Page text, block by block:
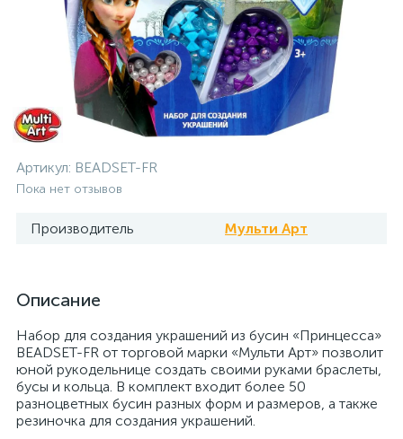
Артикул: BEADSET-FR
Пока нет отзывов
Производитель Мульти Арт
Описание
Набор для создания украшений из бусин «Принцесса»
BEADSET-FR от торговой марки «Мульти Арт» позволит
юной рукодельнице создать своими руками браслеты,
бусы и кольца. В комплект входит более 50
разноцветных бусин разных форм и размеров, а также
резиночка для создания украшений.